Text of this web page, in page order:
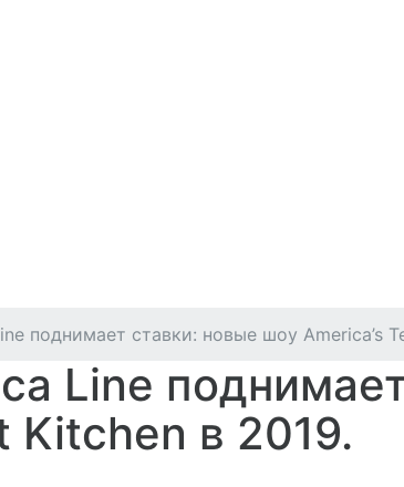
поднимает ставки: новые шоу America’s
Line
Kitchen в 2019.